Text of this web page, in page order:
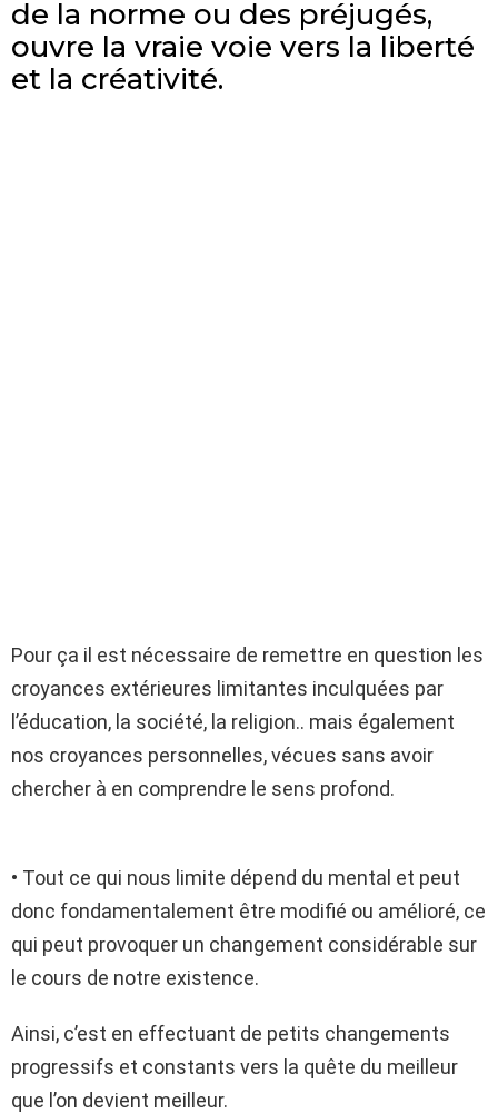
de la norme ou des préjugés,
ouvre la vraie voie vers la liberté
et la créativité.
Pour ça il est nécessaire de remettre en question les
croyances extérieures limitantes inculquées par
l’éducation, la société, la religion.. mais également
nos croyances personnelles, vécues sans avoir
chercher à en comprendre le sens profond.
• Tout ce qui nous limite dépend du mental et peut
donc fondamentalement être modifié ou amélioré, ce
qui peut provoquer un changement considérable sur
le cours de notre existence.
Ainsi, c’est en effectuant de petits changements
progressifs et constants vers la quête du meilleur
que l’on devient meilleur.